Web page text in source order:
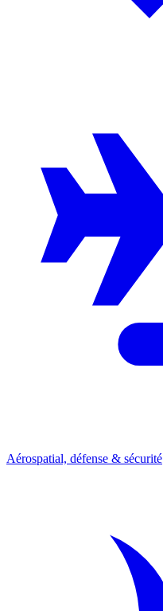
Aérospatial, défense & sécurité